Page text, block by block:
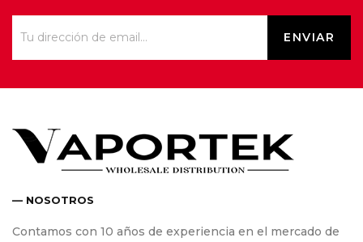
— NOSOTROS
Contamos con 10 años de experiencia en el mercado de